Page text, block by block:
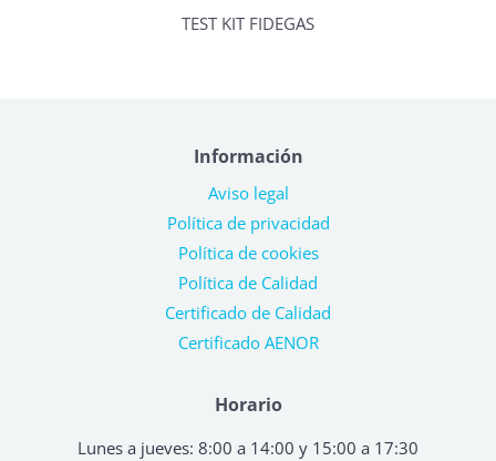
TEST KIT FIDEGAS
Horario
Lunes a jueves: 8:00 a 14:00 y 15:00 a 17:30
Información
Aviso legal
Política de privacidad
Política de cookies
Política de Calidad
Certificado de Calidad
Certificado AENOR